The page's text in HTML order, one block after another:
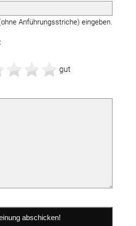
Anführungsstriche) eingeben.
gut